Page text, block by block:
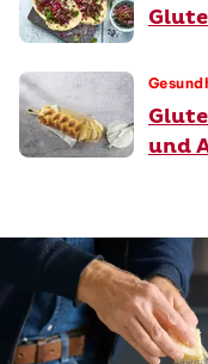
und